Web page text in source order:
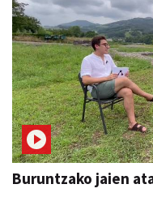
Buruntzako jaien